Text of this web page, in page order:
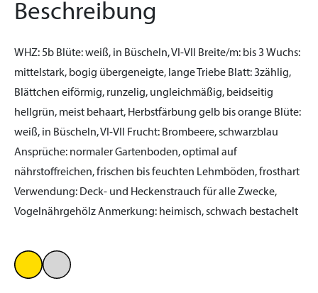
Beschreibung
WHZ:5b Blüte:weiß, in Büscheln, VI-VII Breite/m: bis 3 Wuchs:
mittelstark, bogig übergeneigte, lange Triebe Blatt:3zählig,
Blättchen eiförmig, runzelig, ungleichmäßig, beidseitig
hellgrün, meist behaart, Herbstfärbung gelb bis orange Blüte:
weiß, in Büscheln, VI-VII
Frucht: Brombeere, schwarzblau
Ansprüche: normaler Gartenboden, optimal auf
nährstoffreichen, frischen bis feuchten Lehmböden, frosthart
Verwendung: Deck- und Heckenstrauch für alle Zwecke,
VogelnährgehölzAnmerkung: heimisch, schwach bestachelt